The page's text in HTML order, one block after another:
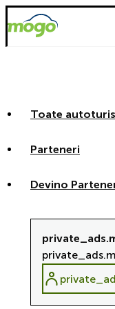
Toate
Parteneri
Devino